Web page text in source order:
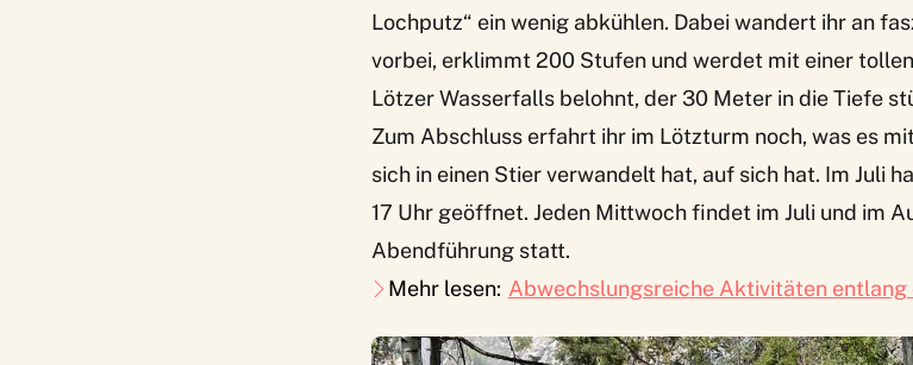
Lochputz“ ein wenig abkühlen. Dabei wandert ihr an
vorbei, erklimmt 200 Stufen und werdet mit einer
Lötzer Wasserfalls belohnt, der 30 Meter in die Tiefe
Zum Abschluss erfahrt ihr im Lötzturm noch, was es
sich in einen Stier verwandelt hat, auf sich hat. Im Juli
17 Uhr geöffnet. Jeden Mittwoch findet im Juli und im
Abendführung statt.
Mehr lesen: Abwechslungsreiche Aktivitäten entlang